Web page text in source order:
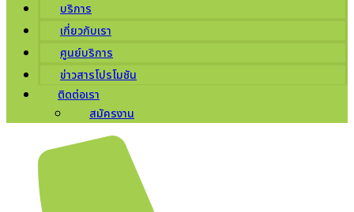
บริการ
เกี่ยวกับเรา
ศูนย์บริการ
ข่าวสารโปรโมชัน
ติดต่อเรา
สมัครงาน